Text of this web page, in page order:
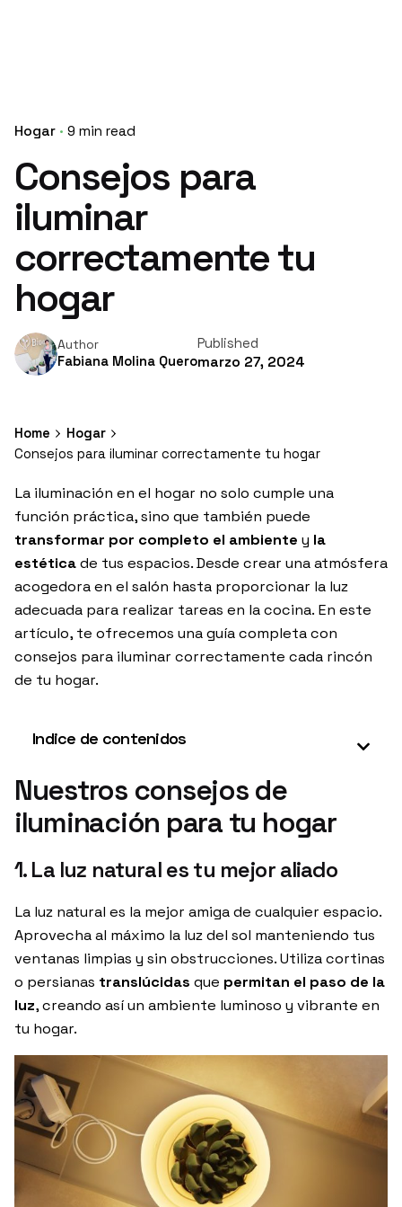
Hogar 9 min read
Consejos para
iluminar
correctamente tu
hogar
Author
Fabiana Molina Quero
Published
marzo 27, 2024
Home
Hogar
Consejos para iluminar correctamente tu hogar
La iluminación en el hogar no solo cumple una
función práctica, sino que también puede
transformar por completo el ambiente y la
estéticade tus espacios. Desde crear una atmósfera
acogedora en el salón hasta proporcionar la luz
adecuada para realizar tareas en la cocina. En este
artículo, te ofrecemos una guía completa con
consejos para iluminar correctamente cada rincón
de tu hogar.
Indice de contenidos
Nuestros consejos de
iluminación para tu hogar
1. La luz natural es tu mejor aliado
La luz natural es la mejor amiga de cualquier espacio.
Aprovecha al máximo la luz del sol manteniendo tus
ventanas limpias y sin obstrucciones. Utiliza cortinas
o persianas translúcidas que permitan el paso de la
luz, creando así un ambiente luminoso y vibrante en
tu hogar.